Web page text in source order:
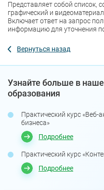
Представляет собой список,
графический и
Включает ответ на запрос
информацию для уточнения
Вернуться назад
Узнайте больше в
образования
Практический курс «Веб-
бизнеса»
Подробнее
Практический курс
Подробнее